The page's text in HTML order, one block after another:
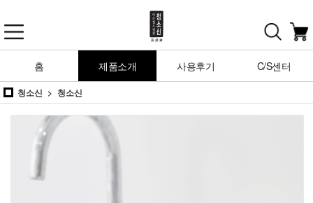
홈 제품소개 사용후기 C/S센터
청소신 청소신